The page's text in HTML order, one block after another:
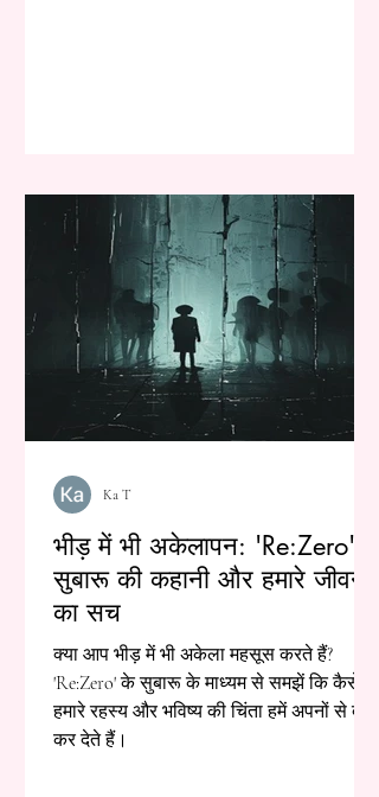
भीड़ में भी अकेलापन: 'Re:Zero' के
सुबारू की कहानी और हमारे जीवन
का सच
क्या आप भीड़ में भी अकेला महसूस करते हैं?
'Re:Zero' के सुबारू के माध्यम से समझें कि कैसे
हमारे रहस्य और भविष्य की चिंता हमें अपनों से दूर
कर देते हैं।
Ka T